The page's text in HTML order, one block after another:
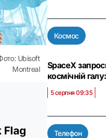
Ubisoft
Montreal
Flag
Космос
SpaceX
космічній
5 серпня 09:35
Телефон